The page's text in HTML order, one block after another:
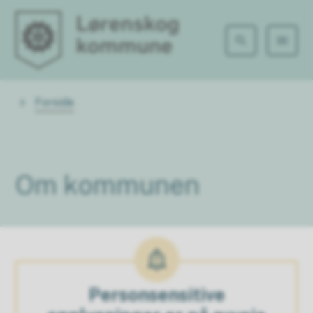
Lørenskog kommune
Du er her:
Forside
Om kommunen
Personsensitive